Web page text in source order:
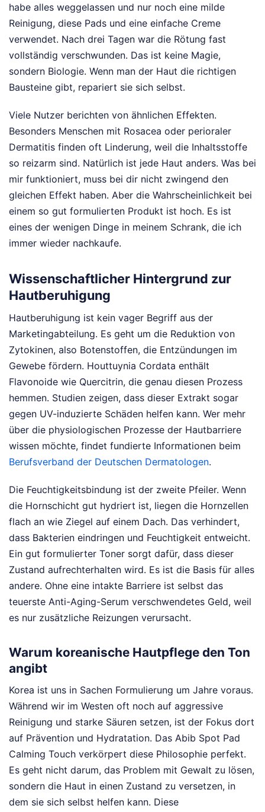
habe alles weggelassen und nur noch eine milde
Reinigung, diese Pads und eine einfache Creme
verwendet. Nach drei Tagen war die Rötung fast
vollständig verschwunden. Das ist keine Magie,
sondern Biologie. Wenn man der Haut die richtigen
Bausteine gibt, repariert sie sich selbst.
Viele Nutzer berichten von ähnlichen Effekten.
Besonders Menschen mit Rosacea oder perioraler
Dermatitis finden oft Linderung, weil die Inhaltsstoffe
so reizarm sind. Natürlich ist jede Haut anders. Was bei
mir funktioniert, muss bei dir nicht zwingend den
gleichen Effekt haben. Aber die Wahrscheinlichkeit bei
einem so gut formulierten Produkt ist hoch. Es ist
eines der wenigen Dinge in meinem Schrank, die ich
immer wieder nachkaufe.
Wissenschaftlicher Hintergrund zur
Hautberuhigung
Hautberuhigung ist kein vager Begriff aus der
Marketingabteilung. Es geht um die Reduktion von
Zytokinen, also Botenstoffen, die Entzündungen im
Gewebe fördern. Houttuynia Cordata enthält
Flavonoide wie Quercitrin, die genau diesen Prozess
hemmen. Studien zeigen, dass dieser Extrakt sogar
gegen UV-induzierte Schäden helfen kann. Wer mehr
über die physiologischen Prozesse der Hautbarriere
wissen möchte, findet fundierte Informationen beim
Berufsverband der Deutschen Dermatologen.
Die Feuchtigkeitsbindung ist der zweite Pfeiler. Wenn
die Hornschicht gut hydriert ist, liegen die Hornzellen
flach an wie Ziegel auf einem Dach. Das verhindert,
dass Bakterien eindringen und Feuchtigkeit entweicht.
Ein gut formulierter Toner sorgt dafür, dass dieser
Zustand aufrechterhalten wird. Es ist die Basis für alles
andere. Ohne eine intakte Barriere ist selbst das
teuerste Anti-Aging-Serum verschwendetes Geld, weil
es nur zusätzliche Reizungen verursacht.
Warum koreanische Hautpflege den Ton
angibt
Korea ist uns in Sachen Formulierung um Jahre voraus.
Während wir im Westen oft noch auf aggressive
Reinigung und starke Säuren setzen, ist der Fokus dort
auf Prävention und Hydratation. Das Abib Spot Pad
Calming Touch verkörpert diese Philosophie perfekt.
Es geht nicht darum, das Problem mit Gewalt zu lösen,
sondern die Haut in einen Zustand zu versetzen, in
dem sie sich selbst helfen kann. Diese